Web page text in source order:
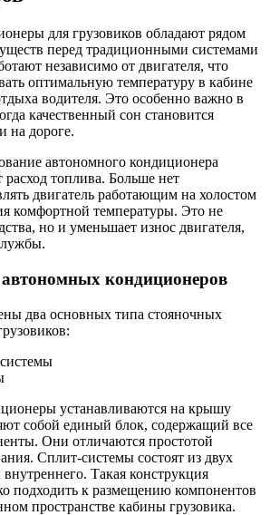
для грузовиков обладают рядом
перед традиционными системами
независимо от двигателя, что
оптимальную температуру в кабине
водителя. Это особенно важно в
качественный сон становится
на дороге.
автономного кондиционера
расход топлива. Больше нет
двигатель работающим на холостом
комфортной температуры. Это не
но и уменьшает износ двигателя,
кондиционеров
два основных типа стояночных
устанавливаются на крышу
собой единый блок, содержащий все
Они отличаются простотой
Сплит-системы состоят из двух
Такая конструкция
подходить к размещению компонентов
пространстве кабины грузовика.